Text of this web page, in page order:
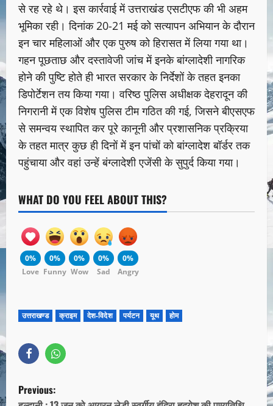
से रह रहे थे। इस कार्रवाई में उत्तराखंड एसटीएफ की भी अहम
भूमिका रही। दिनांक 20-21 मई को सत्यापन अभियान के दौरान
इन चार महिलाओं और एक पुरुष को हिरासत में लिया गया था।
गहन पूछताछ और दस्तावेजी जांच में इनके बांग्लादेशी नागरिक
होने की पुष्टि होते ही भारत सरकार के निर्देशों के तहत इनका
डिपोर्टेशन तय किया गया। वरिष्ठ पुलिस अधीक्षक देहरादून की
निगरानी में एक विशेष पुलिस टीम गठित की गई, जिसने बीएसएफ
से समन्वय स्थापित कर पूरे कानूनी और प्रशासनिक प्रक्रिया
के तहत मात्र कुछ ही दिनों में इन पांचों को बांग्लादेश बॉर्डर तक
पहुंचाया और वहां उन्हें बंग्लादेशी एजेंसी के सुपुर्द किया गया।
WHAT DO YOU FEEL ABOUT THIS?
0%
Love
0%
Funny
0%
Wow
0%
Sad
0%
Angry
उत्तराखण्ड क्राइम देश-विदेश पर्यटन यूथ होम
Previous: